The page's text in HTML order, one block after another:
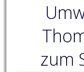
zum